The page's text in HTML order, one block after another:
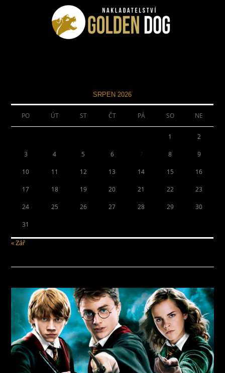
SRPEN 2026
PO ÚT ST ČT PÁ SO NE
1 2
3 4 5 6 8 9
10 11 12 13 14 15 16
17 18 19 20 21 22 23
24 25 26 27 28 29 30
31
« Zář